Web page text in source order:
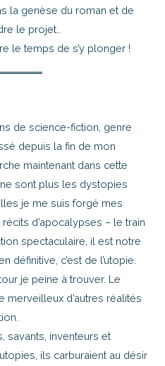
la genèse du roman et de
le projet..
le temps de s’y plonger !
de science-fiction, genre
depuis la fin de mon
maintenant dans cette
ne sont plus les dystopies
je me suis forgé mes
d’apocalypses – le train
spectaculaire, il est notre
définitive, c’est de l’utopie.
je peine à trouver. Le
merveilleux d’autres réalités
savants, inventeurs et
ils carburaient au désir